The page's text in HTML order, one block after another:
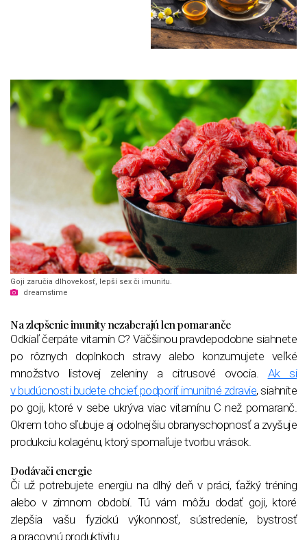
Goji zaručia dlhovekosť, lepší sex či imunitu.
dreamstime
Na zlepšenie imunity nezaberajú len pomaranče
Odkiaľ čerpáte vitamín C? Väčšinou pravdepodobne siahnete
po rôznych doplnkoch stravy alebo konzumujete veľké
množstvo listovej zeleniny a citrusové ovocia. Ak si
v budúcnosti budete chcieť podporiť imunitné zdravie, siahnite
po goji, ktoré v sebe ukrýva viac vitamínu C než pomaranč.
Okrem toho sľubuje aj odolnejšiu obranyschopnosť a zvyšuje
produkciu kolagénu, ktorý spomaľuje tvorbu vrások.
Dodávači energie
Či už potrebujete energiu na dlhý deň v práci, ťažký tréning
alebo v zimnom období. Tú vám môžu dodať goji, ktoré
zlepšia vašu fyzickú výkonnosť, sústredenie, bystrosť
a pracovnú produktivitu.